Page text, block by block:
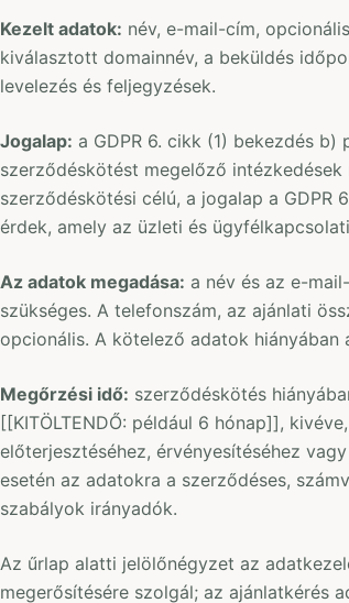
Kezelt adatok: név, e-mail-cím,
kiválasztott domainnév, a beküldés
levelezés és feljegyzések.
Jogalap: a GDPR 6. cikk (1) bekezdés
szerződéskötést megelőző
szerződéskötési célú, a jogalap a
érdek, amely az üzleti és
Az adatok megadása: a név és az e-
szükséges. A telefonszám, az ajánlati
opcionális. A kötelező adatok hiányában
Megőrzési idő: szerződéskötés
[[KITÖLTENDŐ: például 6 hónap]],
előterjesztéséhez, érvényesítéséhez
esetén az adatokra a szerződéses,
szabályok irányadók.
Az űrlap alatti jelölőnégyzet az
megerősítésére szolgál; az ajánlatkérés